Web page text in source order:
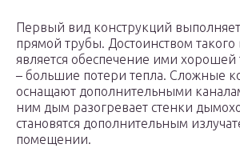
Первый вид конструкций
прямой трубы. Достоинством
является обеспечение ими хорошей
– большие потери тепла. Сложные
оснащают дополнительными
ним дым разогревает стенки
становятся дополнительным
помещении.